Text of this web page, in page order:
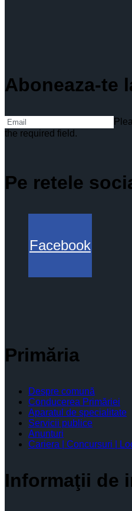
Aboneaza-te
the required field.
Pe retele
Facebook
Primăria
Despre comună
Conducerea Primăriei
Aparatul de specialitate
Servicii publice
Anunturi
Cariera | Concursuri |
Informaţii de